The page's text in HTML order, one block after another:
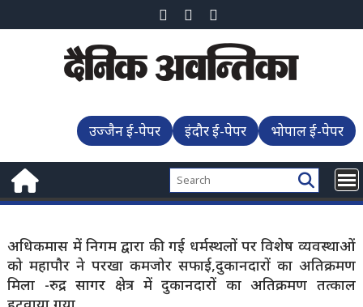
to
उज्जैन ई-पेपर इंदौर ई-पेपर भोपाल ई-पेपर
अधिकमास में निगम द्वारा की गई धर्मस्थलों पर विशेष व्यवस्थाओं
को महापौर ने परखा कमजोर सफाई,दुकानदारों का अतिक्रमण
मिला -रुद्र सागर क्षेत्र में दुकानदारों का अतिक्रमण तत्काल